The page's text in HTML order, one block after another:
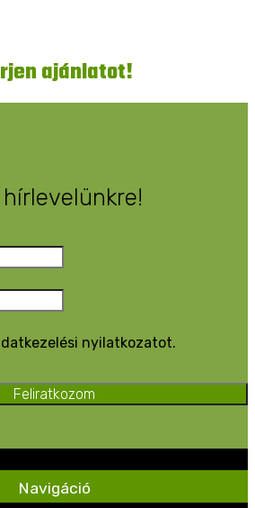
ajánlatot!
nyilatkozatot.
Feliratkozom
Navigáció